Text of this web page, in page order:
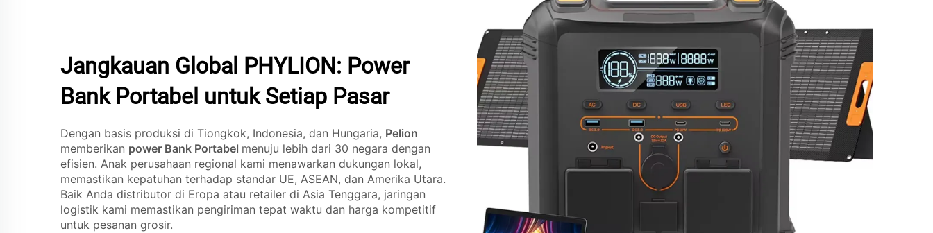
Jangkauan Global PHYLION: Power
Bank Portabel untuk Setiap Pasar
Dengan basis produksi di Tiongkok, Indonesia, dan Hungaria, Pelion
memberikan power Bank Portabel menuju lebih dari 30 negara dengan
efisien. Anak perusahaan regional kami menawarkan dukungan lokal,
memastikan kepatuhan terhadap standar UE, ASEAN, dan Amerika Utara.
Baik Anda distributor di Eropa atau retailer di Asia Tenggara, jaringan
logistik kami memastikan pengiriman tepat waktu dan harga kompetitif
untuk pesanan grosir.